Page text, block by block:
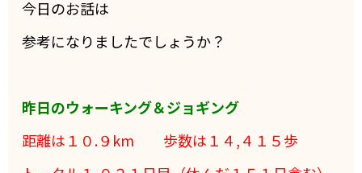
今日のお話は
参考になりましたでしょうか？
昨日のウォーキング＆ジョギング
距離は１０.９ km 歩数は１４,４１５歩